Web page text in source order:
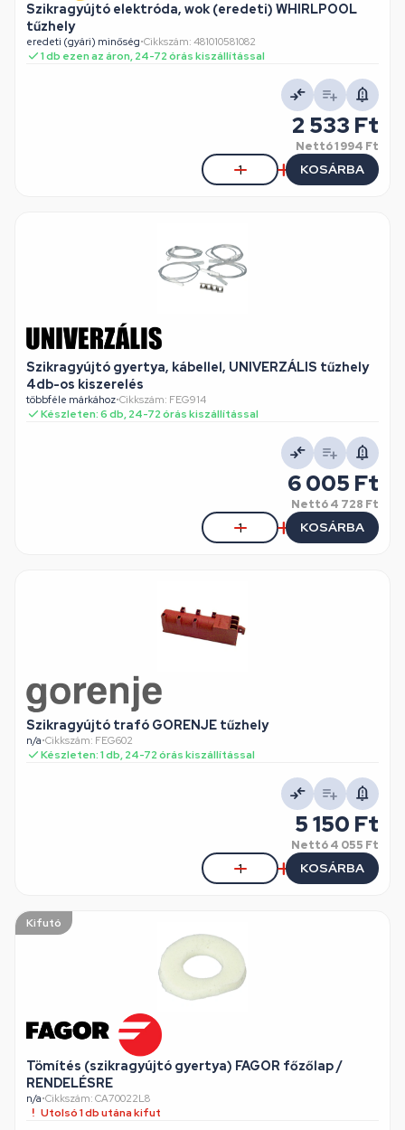
Szikragyújtó elektróda, wok (eredeti) WHIRLPOOL
tűzhely
eredeti (gyári) minőség•Cikkszám: 481010581082
1 db ezen az áron, 24-72 órás kiszállítással
2 533 Ft
Nettó1 994 Ft
KOSÁRBA
Szikragyújtó gyertya, kábellel, UNIVERZÁLIS tűzhely
4db-os kiszerelés
többféle márkához•Cikkszám: FEG914
Készleten: 6 db, 24-72 órás kiszállítással
6 005 Ft
Nettó4 728 Ft
KOSÁRBA
Szikragyújtó trafó GORENJE tűzhely
n/a•Cikkszám: FEG602
Készleten: 1 db, 24-72 órás kiszállítással
5 150 Ft
Nettó4 055 Ft
KOSÁRBA
Kifutó
Tömítés (szikragyújtó gyertya) FAGOR főzőlap /
RENDELÉSRE
n/a•Cikkszám: CA70022L8
Utolsó 1 db utána kifut